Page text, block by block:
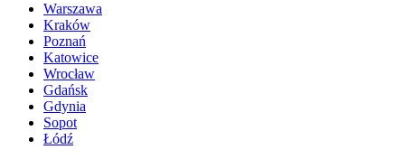
Warszawa
Kraków
Poznań
Katowice
Wrocław
Gdańsk
Gdynia
Sopot
Łódź